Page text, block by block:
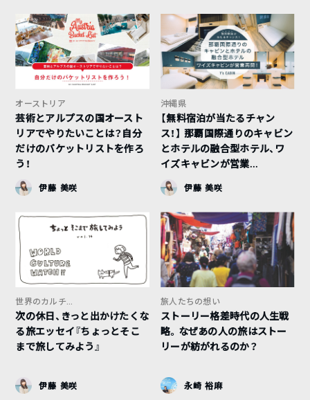
オーストリア
芸術とアルプスの国オースト
リアでやりたいことは？自分
だけのバケットリストを作ろ
う！
伊藤 美咲
沖縄県
【無料宿泊が当たるチャン
ス！】 那覇国際通りのキャビン
とホテルの融合型ホテル、ワ
イズキャビンが営業...
伊藤 美咲
世界のカルチ...
次の休日、きっと出かけたくな
る旅エッセイ『ちょっとそこ
まで旅してみよう』
伊藤 美咲
旅人たちの想い
ストーリー格差時代の人生戦
略。なぜあの人の旅はストー
リーが紡がれるのか？
永崎 裕麻